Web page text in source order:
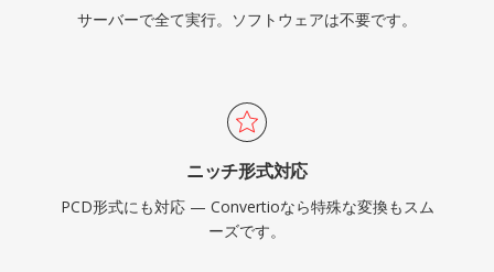
サーバーで全て実行。ソフトウェアは不要です。
ニッチ形式対応
PCD形式にも対応 — Convertioなら特殊な変換もスム
ーズです。